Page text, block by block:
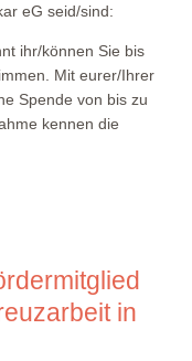
eG seid/sind:
ihr/können Sie bis
Mit eurer/Ihrer
Spende von bis zu
kennen die
in